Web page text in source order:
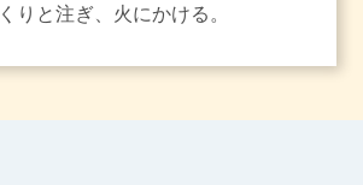
りと注ぎ、火にかける。